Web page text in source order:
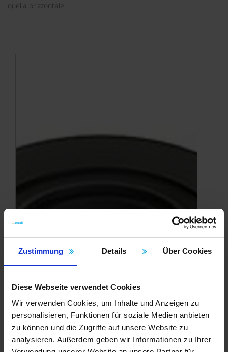
Zustimmung Details Über Cookies
Diese Webseite verwendet Cookies
Wir verwenden Cookies, um Inhalte und Anzeigen zu
personalisieren, Funktionen für soziale Medien anbieten
zu können und die Zugriffe auf unsere Website zu
analysieren. Außerdem geben wir Informationen zu Ihrer
quella orizzontale.